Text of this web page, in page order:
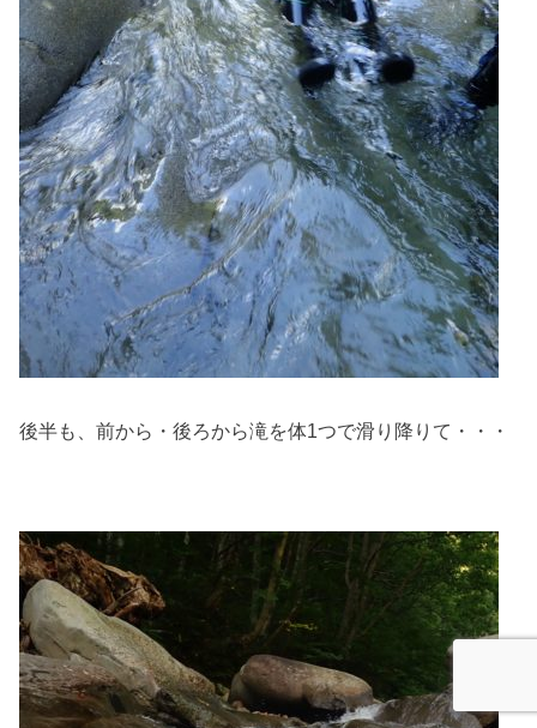
後半も、前から・後ろから滝を体1つで滑り降りて・・・